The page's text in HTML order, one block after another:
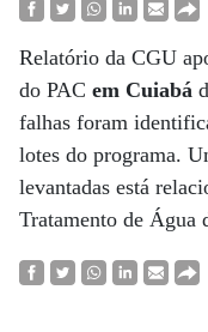
Relatório da CGU
do PAC em Cuiabá
falhas foram
lotes do programa.
levantadas está
Tratamento de Água